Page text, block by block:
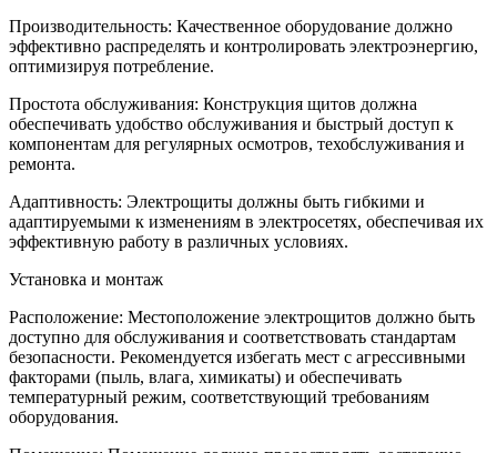
Производительность: Качественное оборудование должно
эффективно распределять и контролировать электроэнергию,
оптимизируя потребление.
Простота обслуживания: Конструкция щитов должна
обеспечивать удобство обслуживания и быстрый доступ к
компонентам для регулярных осмотров, техобслуживания и
ремонта.
Адаптивность: Электрощиты должны быть гибкими и
адаптируемыми к изменениям в электросетях, обеспечивая их
эффективную работу в различных условиях.
Установка и монтаж
Расположение: Местоположение электрощитов должно быть
доступно для обслуживания и соответствовать стандартам
безопасности. Рекомендуется избегать мест с агрессивными
факторами (пыль, влага, химикаты) и обеспечивать
температурный режим, соответствующий требованиям
оборудования.